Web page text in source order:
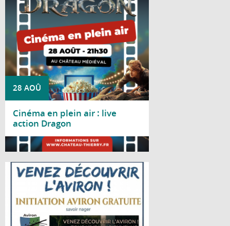
28 AOÛ
Cinéma en plein air : live
action Dragon
à 21h30, au château médiéval
Lire la suite
Le Club d'aviron de Château-Thierry vous
propose une journée d'initiation gratuite le
samedi 29 août 2026, de 10h à 18h, au
gymnase nautique, situé bords de Marne,
avenue d'Essômes à Château-Thierry.